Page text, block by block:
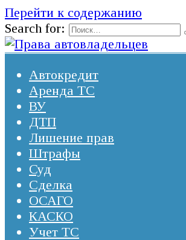
Перейти к содержанию
Search for:
Автокредит
Аренда ТС
ВУ
ДТП
Лишение прав
Штрафы
Суд
Сделка
ОСАГО
КАСКО
Учет ТС